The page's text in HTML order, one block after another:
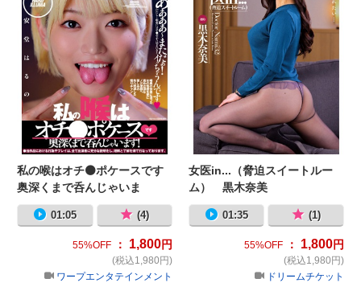
私の喉はオチ⚫ポケースです
奥深くまで呑んじゃいま
す！ 安堂はるの
01:05 (4)
55%OFF ： 1,800円
(税込1,980円)
ワープエンタテインメント
女医in...（脅迫スイートルー
ム） 黒木奈美
01:35 (1)
55%OFF： 1,800円
(税込1,980円)
ドリームチケット